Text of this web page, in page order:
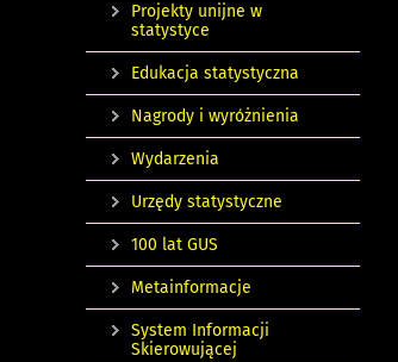
Projekty unijne w
statystyce
Edukacja statystyczna
Nagrody i wyróżnienia
Wydarzenia
Urzędy statystyczne
100 lat GUS
Metainformacje
System Informacji
Skierowującej